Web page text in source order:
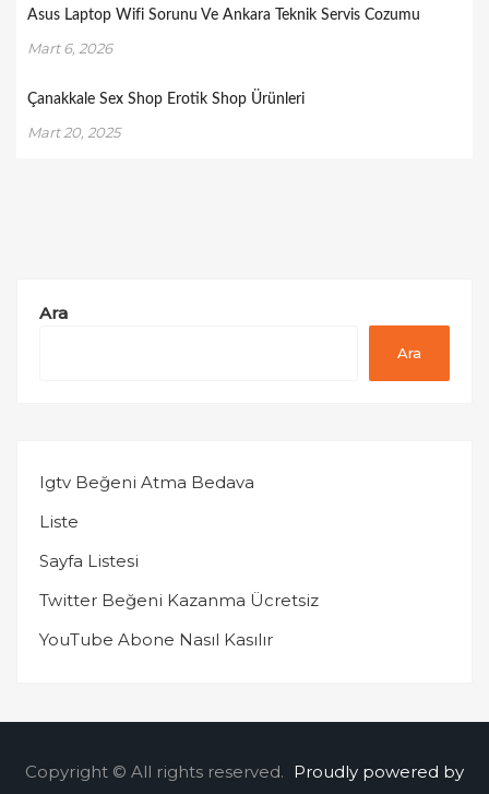
Asus Laptop Wifi Sorunu Ve Ankara Teknik Servis Cozumu
Mart 6, 2026
Çanakkale Sex Shop Erotik Shop Ürünleri
Mart 20, 2025
Ara
Ara
Igtv Beğeni Atma Bedava
Liste
Sayfa Listesi
Twitter Beğeni Kazanma Ücretsiz
YouTube Abone Nasıl Kasılır
Copyright © All rights reserved. Proudly powered by